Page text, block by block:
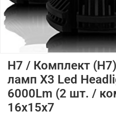
H7 / Комплект
ламп X3 Led
6000Lm (2 шт. /
16х15х7